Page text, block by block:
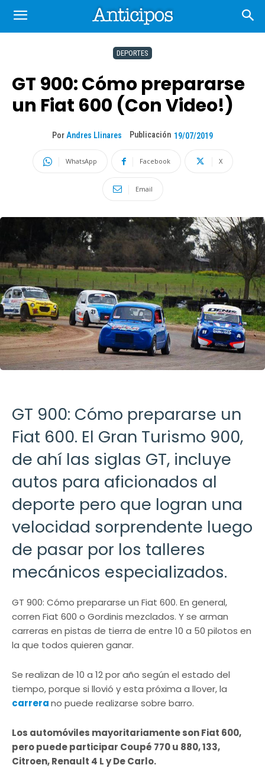
DEPORTES
GT 900: Cómo prepararse
un Fiat 600 (Con Video!)
Por Andres Llinares Publicación 19/07/2019
WhatsApp Facebook X
Email
GT 900: Cómo prepararse un
Fiat 600. El Gran Turismo 900,
de ahí las siglas GT, incluye
autos para aficionados al
deporte pero que logran una
velocidad sorprendente luego
de pasar por los talleres
mecánicos especializados.
GT 900: Cómo prepararse un Fiat 600. En general,
corren Fiat 600 o Gordinis mezclados. Y se arman
carreras en pistas de tierra de entre 10 a 50 pilotos en
la que todos quieren ganar.
Se realizan de 10 a 12 por año según el estado del
tiempo, porque si llovió y esta próxima a llover, la
carrerano puede realizarse sobre barro.
Los automóviles mayoritariamente son Fiat 600,
pero puede participar Coupé 770 u 880, 133,
Citroen, Renault 4 L y De Carlo.